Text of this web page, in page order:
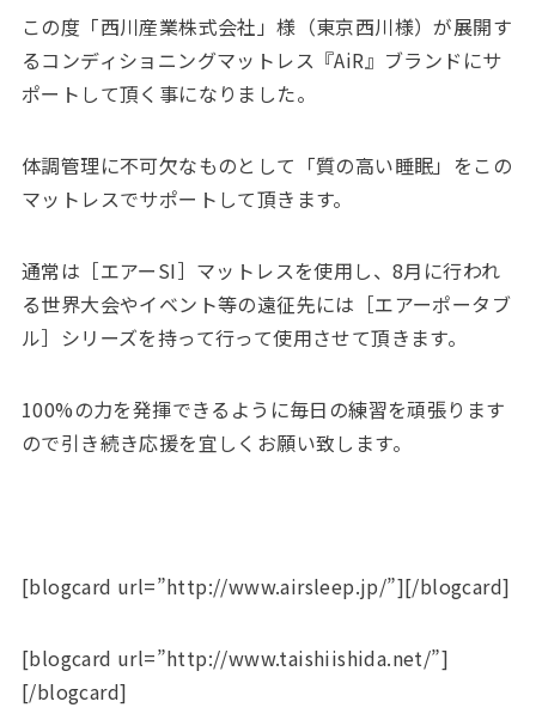
この度「西川産業株式会社」様（東京西川様）が展開す
るコンディショニングマットレス『AiR』ブランドにサ
ポートして頂く事になりました。
体調管理に不可欠なものとして「質の高い睡眠」をこの
マットレスでサポートして頂きます。
通常は［エアーSI］マットレスを使用し、8月に行われ
る世界大会やイベント等の遠征先には［エアーポータブ
ル］シリーズを持って行って使用させて頂きます。
100%の力を発揮できるように毎日の練習を頑張ります
ので引き続き応援を宜しくお願い致します。
[blogcard url=”http://www.airsleep.jp/”][/blogcard]
[blogcard url=”http://www.taishiishida.net/”]
[/blogcard]